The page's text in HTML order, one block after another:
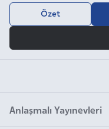
Özet
Anlaşmalı Yayınevleri